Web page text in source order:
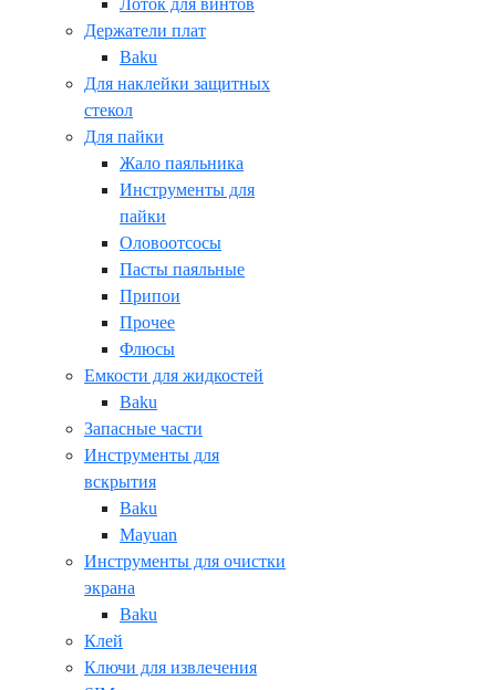
Лоток для винтов
Держатели плат
Baku
Для наклейки защитных
стекол
Для пайки
Жало паяльника
Инструменты для
пайки
Оловоотсосы
Пасты паяльные
Припои
Прочее
Флюсы
Емкости для жидкостей
Baku
Запасные части
Инструменты для
вскрытия
Baku
Mayuan
Инструменты для очистки
экрана
Baku
Клей
Ключи для извлечения